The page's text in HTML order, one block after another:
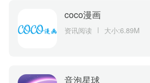
coco漫画
资讯阅读 大小:6.89M
音泡星球